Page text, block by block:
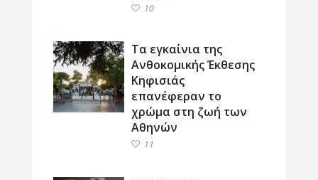
10
Τα εγκαίνια της
Ανθοκομικής Έκθεσης
Κηφισιάς
επανέφεραν το
χρώμα στη ζωή των
Αθηνών
11